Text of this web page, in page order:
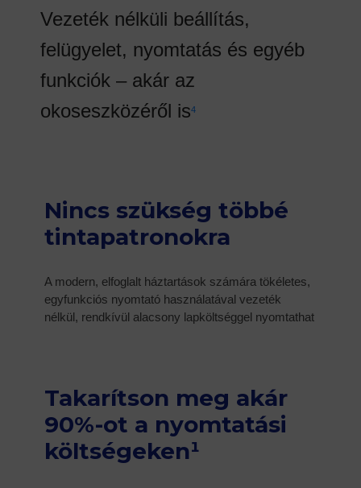
Vezeték nélküli beállítás,
felügyelet, nyomtatás és egyéb
funkciók – akár az
okoseszközéről is4
Nincs szükség többé
tintapatronokra
A modern, elfoglalt háztartások számára tökéletes,
egyfunkciós nyomtató használatával vezeték
nélkül, rendkívül alacsony lapköltséggel nyomtathat
Takarítson meg akár
90%-ot a nyomtatási
költségeken¹